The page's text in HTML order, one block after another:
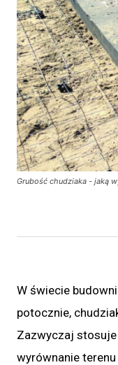
Grubość chudziaka - jaką
W świecie
potocznie,
Zazwyczaj
wyrównanie